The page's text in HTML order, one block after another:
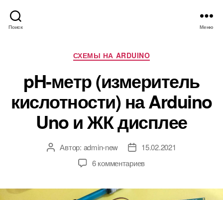
Поиск Меню
Р
у
б
р
и
к
и
СХЕМЫ НА ARDUINO
pH-метр (измеритель
кислотности) на Arduino
Uno и ЖК дисплее
А
р
Автор: admin-new
Д
т
з
15.02.2021
6 комментариевк